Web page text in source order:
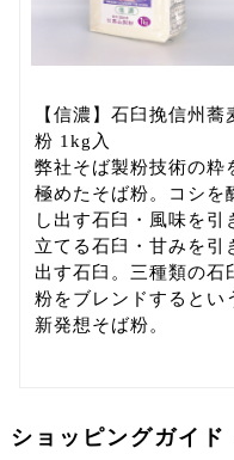
【信濃】石臼挽信州蕎
粉 1kg入
弊社そば製粉技術の粋
極めたそば粉。コシを
し出す石臼・風味を引
立てる石臼・甘みを引
出す石臼。三種類の石
粉をブレンドするとい
新発想そば粉。
ショッピングガイド